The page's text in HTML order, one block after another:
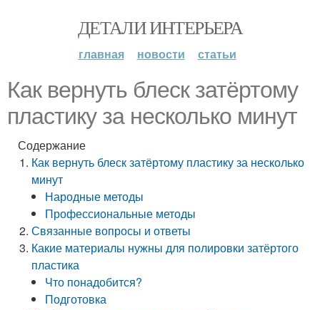
ДЕТАЛИ ИНТЕРЬЕРА
главная новости статьи
Как вернуть блеск затёртому
пластику за несколько минут
Содержание
Как вернуть блеск затёртому пластику за несколько
минут
Народные методы
Профессиональные методы
Связанные вопросы и ответы
Какие материалы нужны для полировки затёртого
пластика
Что понадобится?
Подготовка